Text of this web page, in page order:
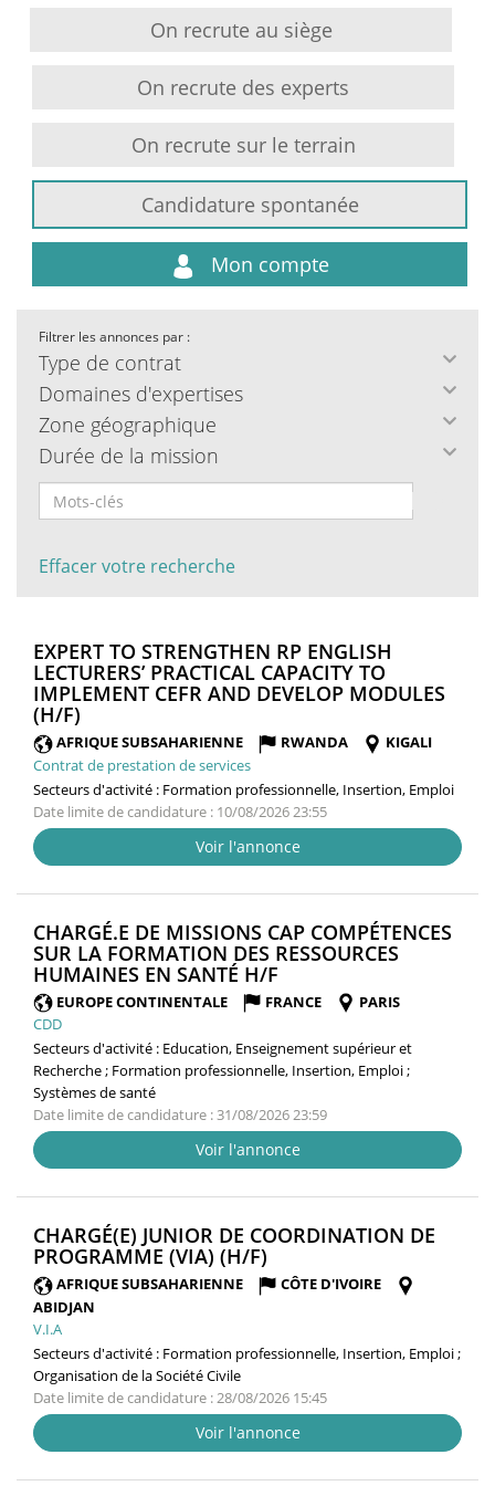
On recrute au siège
On recrute des experts
On recrute sur le terrain
Candidature spontanée
Mon compte
Filtrer les annonces par :
Type de contrat
Domaines d'expertises
Zone géographique
Durée de la mission
Effacer votre recherche
EXPERT TO STRENGTHEN RP ENGLISH
LECTURERS’ PRACTICAL CAPACITY TO
IMPLEMENT CEFR AND DEVELOP MODULES
(H/F)
FENÊTRE)
AFRIQUE SUBSAHARIENNE RWANDA
KIGALI
Contrat de prestation de services
Secteurs d'activité : Formation professionnelle, Insertion, Emploi
Date limite de candidature : 10/08/2026 23:55
Voir l'annonce
CHARGÉ.E DE MISSIONS CAP COMPÉTENCES
SUR LA FORMATION DES RESSOURCES
HUMAINES EN SANTÉ H/F
FENÊTRE)
EUROPE CONTINENTALE FRANCE
PARIS
CDD
Secteurs d'activité : Education, Enseignement supérieur et
Recherche ; Formation professionnelle, Insertion, Emploi ;
Systèmes de santé
Date limite de candidature : 31/08/2026 23:59
Voir l'annonce
CHARGÉ(E) JUNIOR DE COORDINATION DE
PROGRAMME (VIA) (H/F)
FENÊTRE)
AFRIQUE SUBSAHARIENNE
CÔTE D'IVOIRE
ABIDJAN
V.I.A
Secteurs d'activité : Formation professionnelle, Insertion, Emploi ;
Organisation de la Société Civile
Date limite de candidature : 28/08/2026 15:45
Voir l'annonce